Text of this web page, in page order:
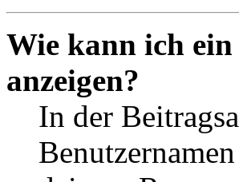
Wie kann ich
anzeigen?
In der